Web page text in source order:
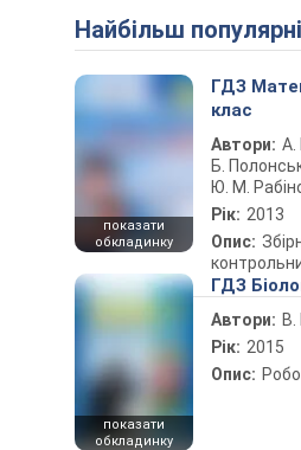
Найбільш
показати
обкладинку
ГДЗ
клас
Автори: А.
Б.
Ю. М.
Рік: 2013
Опис:
показати
обкладинку
ГДЗ
Автори: В.
Рік: 2015
Опис: